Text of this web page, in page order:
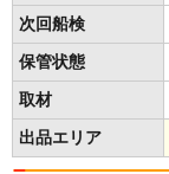
次回船検
保管状態
取材
出品エリア